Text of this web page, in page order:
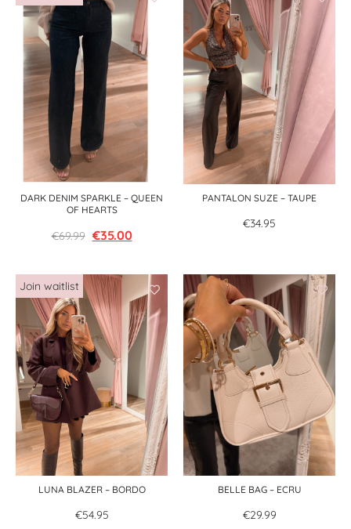
DARK DENIM SPARKLE – QUEEN
OF HEARTS
€69.99 €35.00
PANTALON SUZE – TAUPE
€34.95
LUNA BLAZER – BORDO
€54.95
BELLE BAG – ECRU
€29.99